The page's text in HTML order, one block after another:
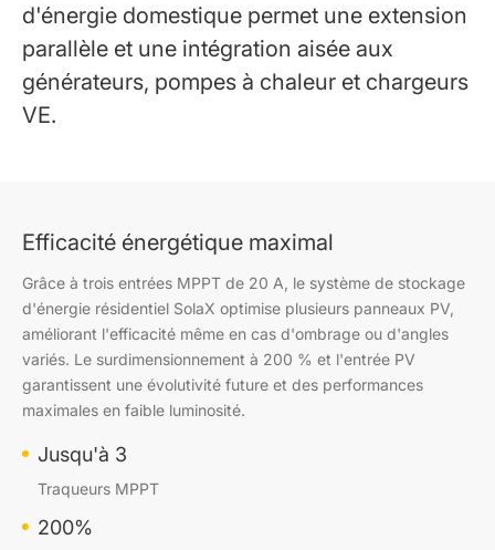
d'énergie domestique permet une extension
parallèle et une intégration aisée aux
générateurs, pompes à chaleur et chargeurs
VE.
Efficacité énergétique maximal
Grâce à trois entrées MPPT de 20 A, le système de stockage
d'énergie résidentiel SolaX optimise plusieurs panneaux PV,
améliorant l'efficacité même en cas d'ombrage ou d'angles
variés. Le surdimensionnement à 200 % et l'entrée PV
garantissent une évolutivité future et des performances
maximales en faible luminosité.
Jusqu'à 3
Traqueurs MPPT
200%